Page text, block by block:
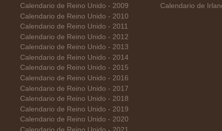
Calendario de
Calendario de Reino Unido - 2009
Calendario de Reino Unido - 2010
Calendario de Reino Unido - 2011
Calendario de Reino Unido - 2012
Calendario de Reino Unido - 2013
Calendario de Reino Unido - 2014
Calendario de Reino Unido - 2015
Calendario de Reino Unido - 2016
Calendario de Reino Unido - 2017
Calendario de Reino Unido - 2018
Calendario de Reino Unido - 2019
Calendario de Reino Unido - 2020